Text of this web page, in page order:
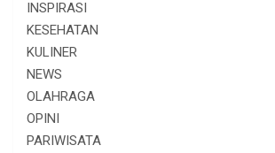
INSPIRASI
KESEHATAN
KULINER
NEWS
OLAHRAGA
OPINI
PARIWISATA